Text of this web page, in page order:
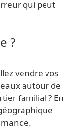
qui peut
?
vendre vos
autour de
familial ? En